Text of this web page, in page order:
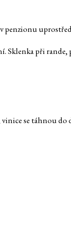
penzionu
Sklenka při rande,
se táhnou do